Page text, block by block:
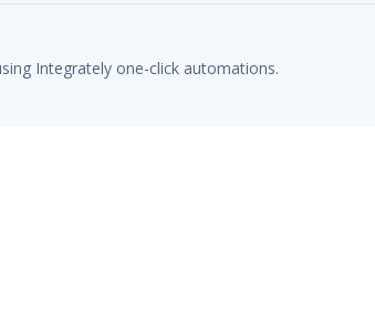
Integrately one-click automations.